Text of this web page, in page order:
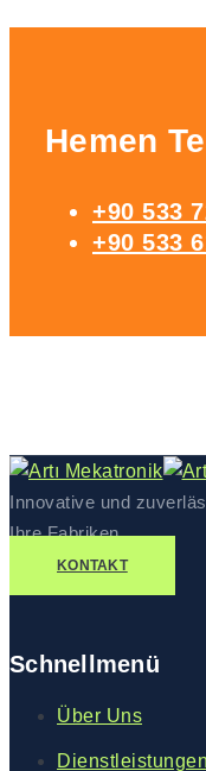
Hemen
+90 533
+90 533
Innovative und
Ihre Fabriken
KONTAKT
Schnellmenü
Über Uns
Dienstleistungen